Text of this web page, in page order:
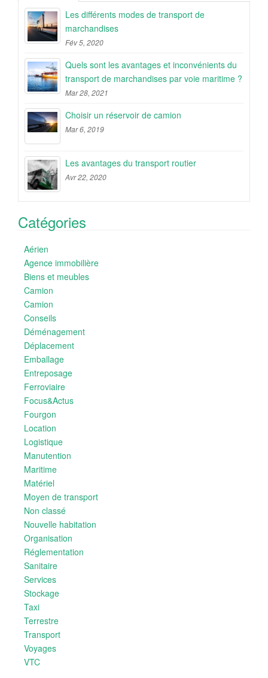
Les différents modes de transport de
marchandises
Fév 5, 2020
Quels sont les avantages et inconvénients du
transport de marchandises par voie maritime ?
Mar 28, 2021
Choisir un réservoir de camion
Mar 6, 2019
Les avantages du transport routier
Avr 22, 2020
Catégories
Aérien
Agence immobilière
Biens et meubles
Camion
Camion
Conseils
Déménagement
Déplacement
Emballage
Entreposage
Ferroviaire
Focus&Actus
Fourgon
Location
Logistique
Manutention
Maritime
Matériel
Moyen de transport
Non classé
Nouvelle habitation
Organisation
Réglementation
Sanitaire
Services
Stockage
Taxi
Terrestre
Transport
Voyages
VTC